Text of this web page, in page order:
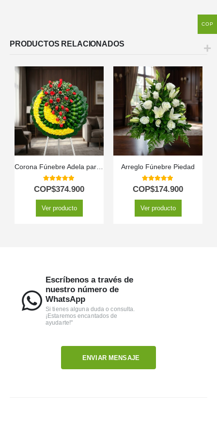
PRODUCTOS RELACIONADOS
Corona Fúnebre Adela para Tanatorio y Condolencias 🕊️
5.00out of 5
COP$374.900
Ver producto
Arreglo Fúnebre Piedad
5.00out of 5
COP$174.900
Ver producto
Escríbenos a través de
nuestro número de
WhatsApp
Si tienes alguna duda o consulta.
¡Estaremos encantados de
ayudarte!"
ENVIAR MENSAJE
COP